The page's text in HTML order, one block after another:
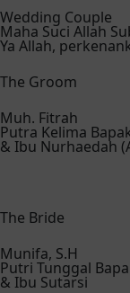
Wedding Couple
Maha Suci Allah
Ya Allah,
The Groom
Muh. Fitrah
Putra Kelima
& Ibu Nurhaedah
The Bride
Munifa, S.H
Putri Tunggal
& Ibu Sutarsi